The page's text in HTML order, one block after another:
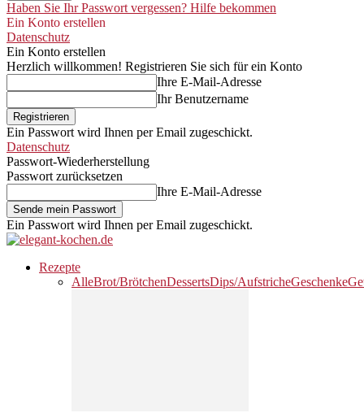
Haben Sie Ihr Passwort vergessen? Hilfe bekommen
Ein Konto erstellen
Datenschutz
Ein Konto erstellen
Herzlich willkommen! Registrieren Sie sich für ein Konto
Ihre E-Mail-Adresse
Ihr Benutzername
Ein Passwort wird Ihnen per Email zugeschickt.
Datenschutz
Passwort-Wiederherstellung
Passwort zurücksetzen
Ihre E-Mail-Adresse
Ein Passwort wird Ihnen per Email zugeschickt.
Rezepte
AlleBrot/BrötchenDessertsDips/AufstricheGeschenke